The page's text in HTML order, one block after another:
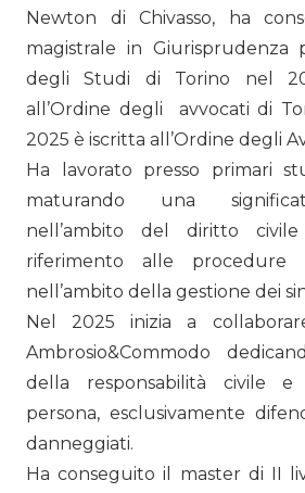
Newton di Chivasso, ha
magistrale in Giurisprudenza
degli Studi di Torino nel
all’Ordine degli avvocati di
2025 è iscritta all’Ordine degli
Ha lavorato presso primari
maturando una
nell’ambito del diritto
riferimento alle procedure
nell’ambito della gestione dei
Nel 2025 inizia a
Ambrosio&Commodo
della responsabilità civile
persona, esclusivamente
danneggiati.
Ha conseguito il master di II